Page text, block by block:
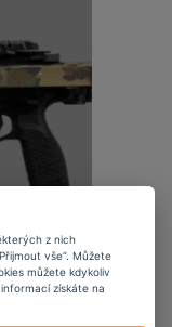
z nich
vše“. Můžete
můžete kdykoliv
získáte na